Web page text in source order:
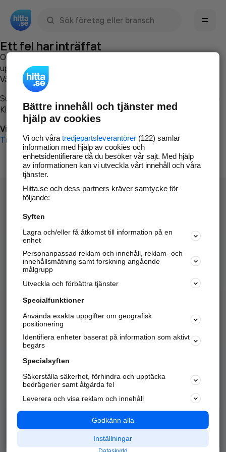
Ett fel har inträffat
Om du vill kan du
uppstod så att vi lättare och snabbare kan avhjälpa det.
Vänligen försök med följande:
Surfa till
Klicka påTillbaka-knappen i webbläsaren och försök igen
Vi beklagar besväret!
Till startsidan
Hitta.se - Gratis nummerupplysning.
Sök företag, personer och platser.
Hitta telefonnummer, adresser, företagsinfo mm.
Marknadsför företaget
Kom igång och annonsera mot
samarbetspartners nära dig.
Alla kategorier
Populära sökningar
API & Kartor
Annonsera
Integritet
Nödnummer
Bättre innehåll och tjänster med
hjälp av cookies
Vi och våra tredjepartsleverantörer(122) samlar
information med hjälp av cookies och
enhetsidentifierare då du besöker vår sajt. Med hjälp
av informationen kan vi utveckla vårt innehåll och våra
tjänster.
Hitta.se och dess partners kräver samtycke för
följande:
Syften
Lagra och/eller få åtkomst till information på en
enhet
Personanpassad reklam och innehåll, reklam- och
innehållsmätning samt forskning angående
målgrupp
Utveckla och förbättra tjänster
Specialfunktioner
Använda exakta uppgifter om geografisk
positionering
Identifiera enheter baserat på information som aktivt
begärs
Specialsyften
Säkerställa säkerhet, förhindra och upptäcka
bedrägerier samt åtgärda fel
Leverera och visa reklam och innehåll
Godkänn alla
Inställningar
Dataskydd